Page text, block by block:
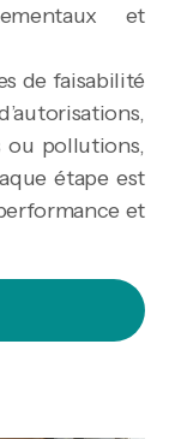
et
de faisabilité
ou pollutions,
étape est
et